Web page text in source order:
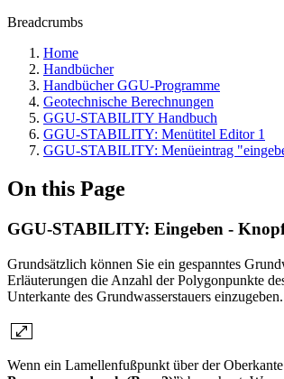
Breadcrumbs
Home
Handbücher
Handbücher GGU-Programme
Geotechnische Berechnungen
GGU-STABILITY Handbuch
GGU-STABILITY: Menütitel Editor 1
GGU-STABILITY: Menüeintrag
On this Page
GGU-STABILITY: Eingeben -
​Grundsätzlich können Sie ein gespanntes
Erläuterungen die Anzahl der Polygonpunkte
Unterkante des Grundwasserstauers einzugeben.
Wenn ein Lamellenfußpunkt über der